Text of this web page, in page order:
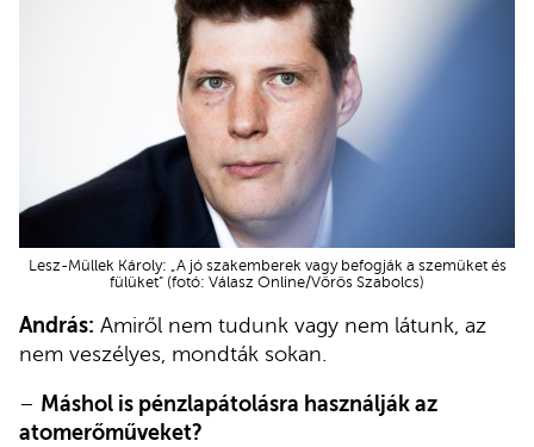
Lesz-Müllek Károly: „A jó szakemberek vagy befogják a szemüket és
fülüket” (fotó: Válasz Online/Vörös Szabolcs)
András: Amiről nem tudunk vagy nem látunk, az
nem veszélyes, mondták sokan.
– Máshol is pénzlapátolásra használják az
atomerőműveket?